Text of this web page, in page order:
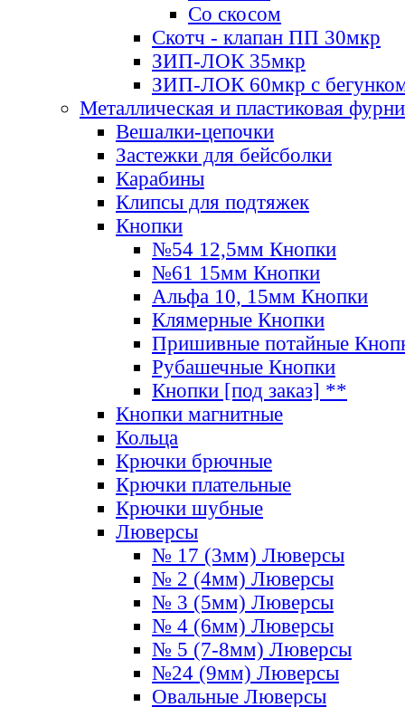
Со скосом
Скотч - клапан ПП 30мкр
ЗИП-ЛОК 35мкр
ЗИП-ЛОК 60мкр с
Металлическая и пластиковая
Вешалки-цепочки
Застежки для бейсболки
Карабины
Клипсы для подтяжек
Кнопки
№54 12,5мм Кнопки
№61 15мм Кнопки
Альфа 10, 15мм Кнопки
Клямерные Кнопки
Пришивные потайные
Рубашечные Кнопки
Кнопки [под заказ] **
Кнопки магнитные
Кольца
Крючки брючные
Крючки плательные
Крючки шубные
Люверсы
№ 17 (3мм) Люверсы
№ 2 (4мм) Люверсы
№ 3 (5мм) Люверсы
№ 4 (6мм) Люверсы
№ 5 (7-8мм) Люверсы
№24 (9мм) Люверсы
Овальные Люверсы